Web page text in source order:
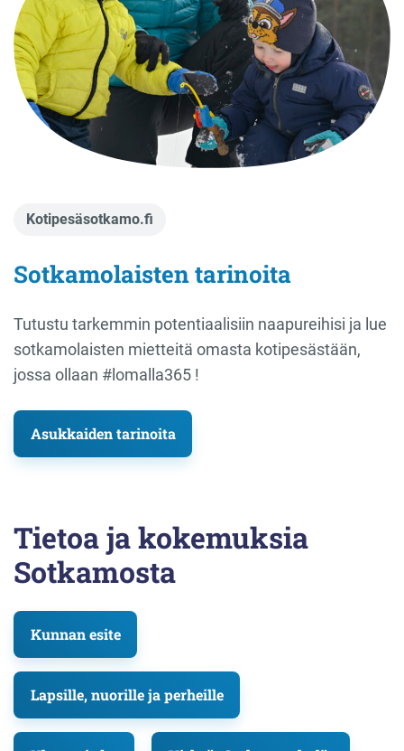
Kotipesäsotkamo.fi
Sotkamolaisten tarinoita
Tutustu tarkemmin potentiaalisiin naapureihisi ja lue
sotkamolaisten mietteitä omasta kotipesästään,
jossa ollaan #lomalla365 !
Asukkaiden tarinoita
Tietoa ja kokemuksia
Sotkamosta
Kunnan esite
Lapsille, nuorille ja perheille